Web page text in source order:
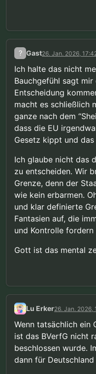
? Gast26. Jan. 2026,
Ich halte das nicht
Bauchgefühl sagt
Entscheidung
macht es schließlich
ganze nach dem
dass die EU
Gesetz kippt und
Ich glaube nicht das
zu entscheiden. Wir
Grenze, denn der
wie kein erbarmen.
und klar definierte
Fantasien auf, die
und Kontrolle fordern
Gott ist das mental
Lu Erker26. Jan. 2026,
Wenn tatsächlich ein
ist das BVerfG nicht
beschlossen wurde.
dann für